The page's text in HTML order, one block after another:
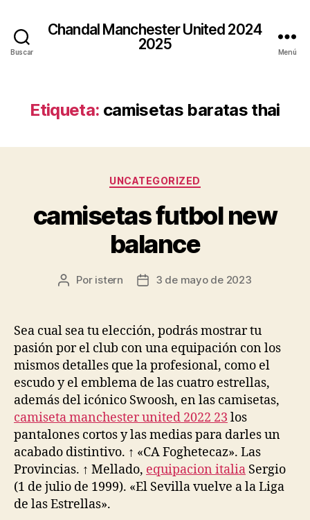
Buscar
Chandal Manchester United 2024
2025
Menú
Etiqueta: camisetas baratas thai
Categorías
UNCATEGORIZED
camisetas futbol new
balance
Autor
entrada
Por istern
Fecha
entrada
3 de mayo de 2023
Sea cual sea tu elección, podrás mostrar tu
pasión por el club con una equipación con los
mismos detalles que la profesional, como el
escudo y el emblema de las cuatro estrellas,
además del icónico Swoosh, en las camisetas,
camiseta manchester united 2022 23 los
pantalones cortos y las medias para darles un
acabado distintivo. ↑ «CA Foghetecaz». Las
Provincias. ↑ Mellado, equipacion italia Sergio
(1 de julio de 1999). «El Sevilla vuelve a la Liga
de las Estrellas».